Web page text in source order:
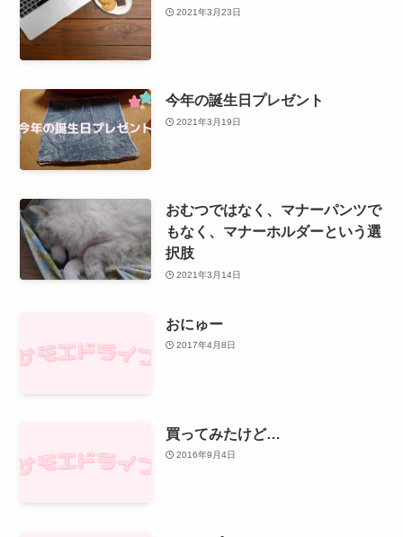
2021年3月23日
今年の誕生日プレゼント
2021年3月19日
おむつではなく、マナーパンツで
もなく、マナーホルダーという選
択肢
2021年3月14日
おにゅー
2017年4月8日
買ってみたけど…
2016年9月4日